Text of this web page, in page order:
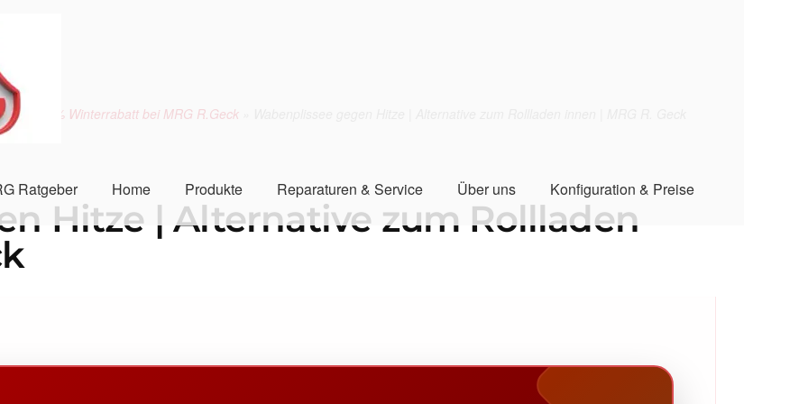
Ratgeber Home Produkte Reparaturen & Service Über uns Konfiguration & Preise
mit 10 % Winterrabatt bei MRG R.Geck
Hitze | Alternative zum Rollladen